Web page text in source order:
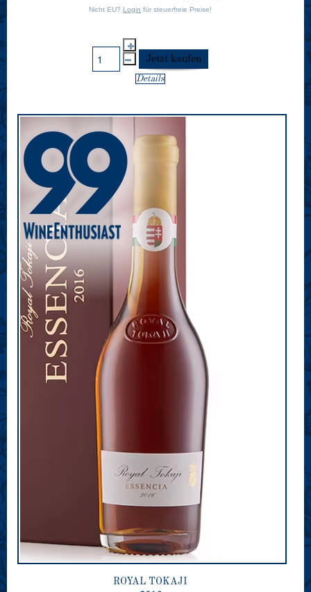
Nicht EU? Login für steuerfreie Preise!
Details
ROYAL TOKAJI